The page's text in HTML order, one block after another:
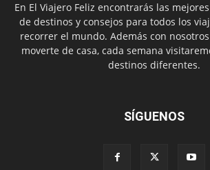
En El Viajero Feliz encontrarás las
de destinos y consejos para todos los
recorrer el mundo. Además con
moverte de casa, cada semana
destinos diferentes.
SÍGUENOS